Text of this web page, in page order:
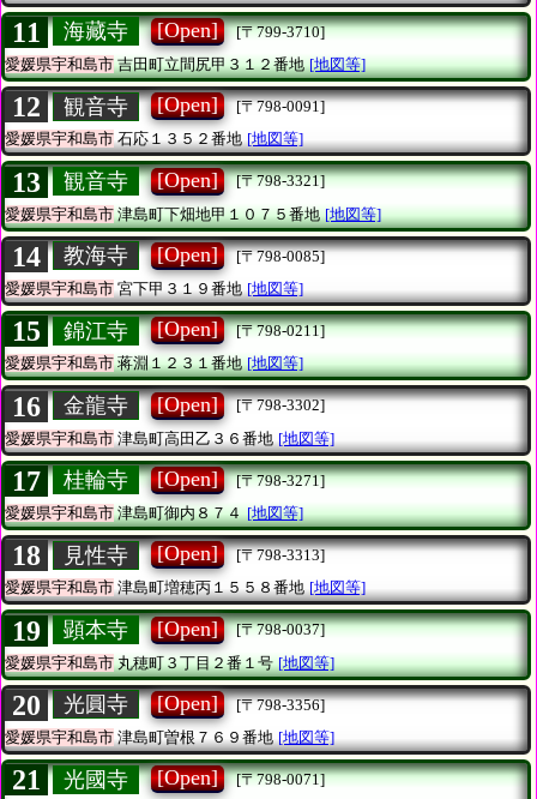
11 海藏寺 [Open]
[〒799-3710]
愛媛県宇和島市吉田町立間尻甲３１２番地 [地図等]
12 観音寺 [Open]
[〒798-0091]
愛媛県宇和島市石応１３５２番地 [地図等]
13 観音寺 [Open]
[〒798-3321]
愛媛県宇和島市津島町下畑地甲１０７５番地 [地図等]
14 教海寺 [Open]
[〒798-0085]
愛媛県宇和島市 宮下甲３１９番地 [地図等]
15 錦江寺 [Open]
[〒798-0211]
愛媛県宇和島市蒋淵１２３１番地 [地図等]
16 金龍寺 [Open]
[〒798-3302]
愛媛県宇和島市 津島町高田乙３６番地 [地図等]
17 桂輪寺 [Open]
[〒798-3271]
愛媛県宇和島市津島町御内８７４ [地図等]
18 見性寺 [Open]
[〒798-3313]
愛媛県宇和島市津島町増穂丙１５５８番地 [地図等]
19 顕本寺 [Open]
[〒798-0037]
愛媛県宇和島市丸穂町３丁目２番１号 [地図等]
20 光圓寺 [Open]
[〒798-3356]
愛媛県宇和島市 津島町曽根７６９番地 [地図等]
21 光國寺 [Open]
[〒798-0071]